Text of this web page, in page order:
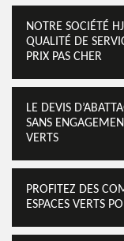
NOTRE SOCIÉTÉ
QUALITÉ DE
PRIX PAS CHER
LE DEVIS
SANS
VERTS
PROFITEZ DES
ESPACES VERTS